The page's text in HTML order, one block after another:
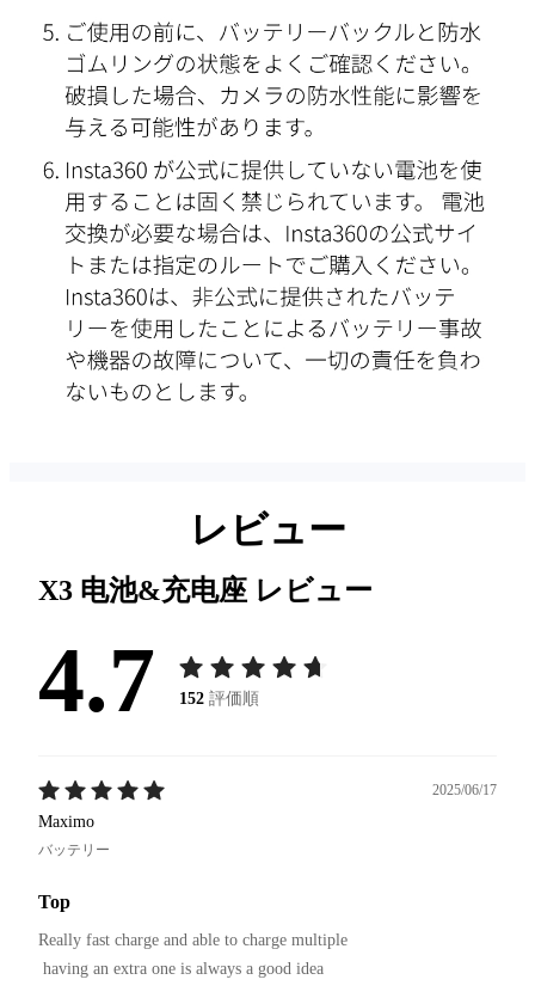
レビュー
X3 电池&充电座 レビュー
4.7 152 評価順
2025/06/17
Maximo
バッテリー
Top
Really fast charge and able to charge multiple
having an extra one is always a good idea